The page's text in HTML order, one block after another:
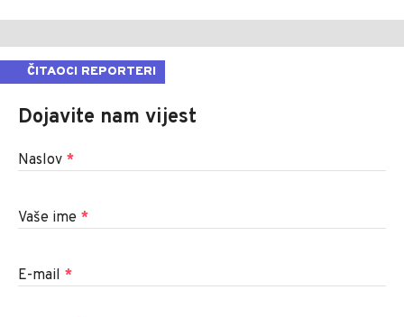
ČITAOCI REPORTERI
Dojavite nam vijest
Naslov *
Vaše ime *
E-mail *